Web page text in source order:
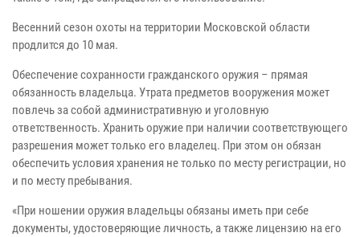
Весенний сезон охоты на территории Московской области
продлится до 10 мая.
Обеспечение сохранности гражданского оружия – прямая
обязанность владельца. Утрата предметов вооружения может
повлечь за собой административную и уголовную
ответственность. Хранить оружие при наличии соответствующего
разрешения может только его владелец. При этом он обязан
обеспечить условия хранения не только по месту регистрации, но
и по месту пребывания.
«При ношении оружия владельцы обязаны иметь при себе
документы, удостоверяющие личность, а также лицензию на его